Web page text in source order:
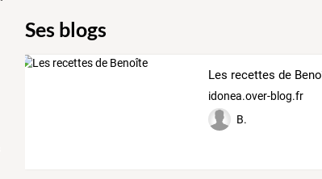
Ses blogs
Les recettes de
idonea.over-blog.fr
B.